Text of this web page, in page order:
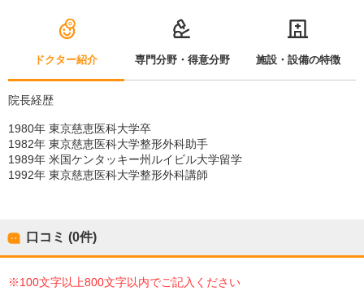
ドクター紹介 専門分野・得意分野 施設・設備の特徴
院長経歴
1980年 東京慈恵医科大学卒
1982年 東京慈恵医科大学整形外科助手
1989年 米国ケンタッキー州ルイビル大学留学
1992年 東京慈恵医科大学整形外科講師
口コミ (0件)
※100文字以上800文字以内でご記入ください